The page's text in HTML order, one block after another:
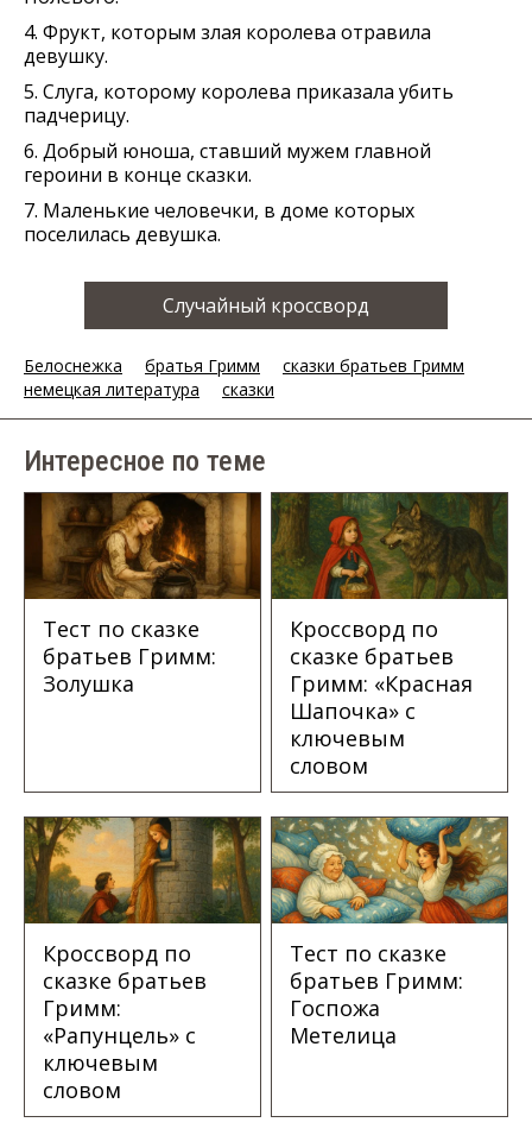
4. Фрукт, которым злая королева отравила
девушку.
5. Слуга, которому королева приказала убить
падчерицу.
6. Добрый юноша, ставший мужем главной
героини в конце сказки.
7. Маленькие человечки, в доме которых
поселилась девушка.
Случайный кроссворд
Белоснежка братья Гримм
сказки братьев Гримм
немецкая литература
сказки
Интересное по теме
Тест по сказке
братьев Гримм:
Золушка
Кроссворд по
сказке братьев
Гримм: «Красная
Шапочка» с
ключевым
словом
Кроссворд по
сказке братьев
Гримм:
«Рапунцель» с
ключевым
словом
Тест по сказке
братьев Гримм:
Госпожа
Метелица